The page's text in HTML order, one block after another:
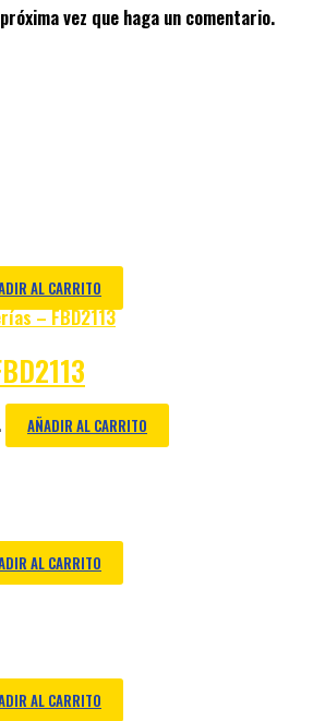
vez que haga un comentario.
AL CARRITO
AÑADIR AL CARRITO
AL CARRITO
AL CARRITO